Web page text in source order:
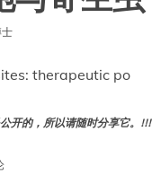
therapeutic po
开的，所以请随时分享它。